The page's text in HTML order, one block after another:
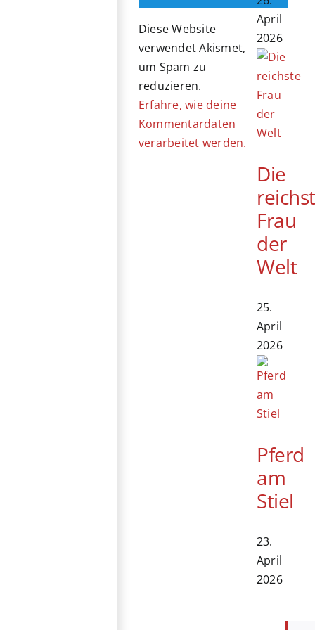
Diese Website
verwendet Akismet,
um Spam zu
reduzieren.
Erfahre, wie deine
Kommentardaten
verarbeitet werden.
April
2026
Die
Frau
der
Welt
25.
April
2026
Pferd
am
Stiel
23.
April
2026